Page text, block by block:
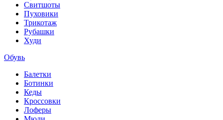
Свитшоты
Пуховики
Трикотаж
Рубашки
Худи
Обувь
Балетки
Ботинки
Кеды
Кроссовки
Лоферы